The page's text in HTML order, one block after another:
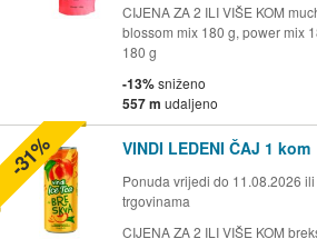
CIJENA ZA 2 ILI VIŠE KOM
blossom mix 180 g, power mix
180 g
-13%sniženo
557 m udaljeno
VINDI LEDENI ČAJ 1 kom
Ponuda vrijedi do 11.08.2026
trgovinama
CIJENA ZA 2 ILI VIŠE KOM
-31%